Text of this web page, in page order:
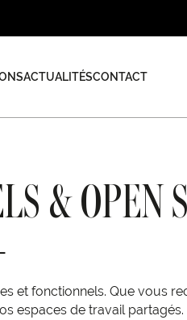
ACTUALITÉSCONTACT
& OPEN
et fonctionnels. Que vous
espaces de travail partagés.